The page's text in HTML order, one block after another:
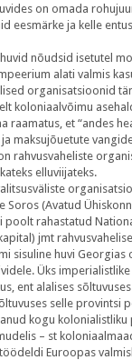
on omada
eesmärke ja kelle
nõudsid isetutel
alati valmis
organisatsioonid
koloniaalvõimu
raamatus, et “andes
maksujõuetute
rahvusvaheliste
elluviijateks.
Soros (Avatud
poolt rahastatud
jmt
sisuline huvi
Üks
ent alalises
selle provintsi
kogu
– st
Euroopas